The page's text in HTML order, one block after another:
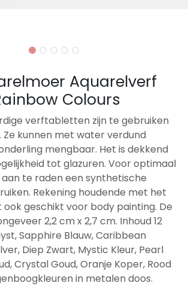
Aquarelverf
Colours
verftabletten zijn te gebruiken
Ze kunnen met water verdund
mengbaar. Het is dekkend
tot glazuren. Voor optimaal
te raden een synthetische
Rekening houdende met het
ook geschikt voor body painting. De
2,2 cm x 2,7 cm. Inhoud 12
Sapphire Blauw, Caribbean
Diep Zwart, Mystic Kleur, Pearl
Crystal Goud, Oranje Koper, Rood
in metalen doos.